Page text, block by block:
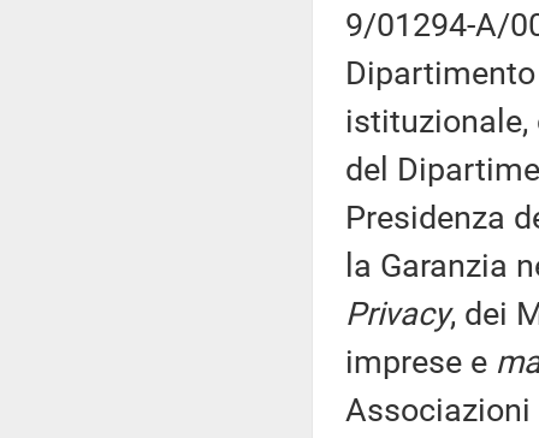
9/01294-A/
istituzionale,
del
Presidenza
la Garanzia
Privacy, dei
imprese e
Associazioni